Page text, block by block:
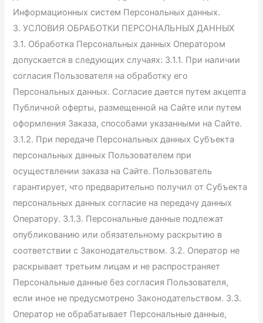
Информационных систем Персональных данных.
3. УСЛОВИЯ ОБРАБОТКИ ПЕРСОНАЛЬНЫХ ДАННЫХ
3.1. Обработка Персональных данных Оператором
допускается в следующих случаях: 3.1.1. При наличии
согласия Пользователя на обработку его
Персональных данных. Согласие дается путем акцепта
Публичной оферты, размещенной на Сайте или путем
оформления Заказа, способами указанными на Сайте.
3.1.2. При передаче Персональных данных Субъекта
персональных данных Пользователем при
осуществлении заказа на Сайте. Пользователь
гарантирует, что предварительно получил от Субъекта
персональных данных согласие на передачу данных
Оператору. 3.1.3. Персональные данные подлежат
опубликованию или обязательному раскрытию в
соответствии с Законодательством. 3.2. Оператор не
раскрывает третьим лицам и не распространяет
Персональные данные без согласия Пользователя,
если иное не предусмотрено Законодательством. 3.3.
Оператор не обрабатывает Персональные данные,